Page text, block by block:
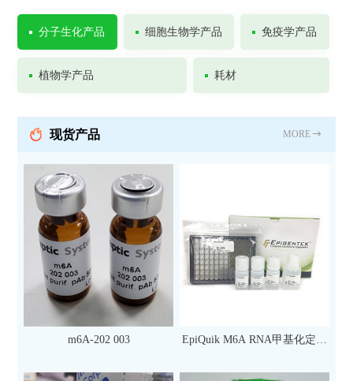
分子生化产品 细胞生物学产品 免疫学产品
植物学产品 耗材
现货产品 MORE
m6A-202 003
EpiQuik M6A RNA甲基化定量
次）